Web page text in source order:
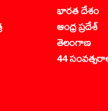
భారత దేశం
ఆంధ్ర ప్రదేశ్
తెలంగాణ
44